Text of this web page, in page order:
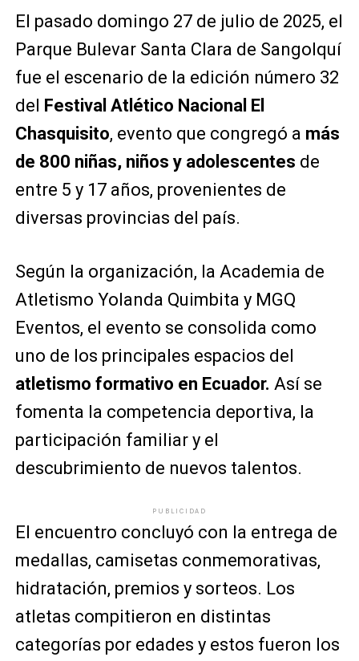
El pasado domingo 27 de julio de 2025, el
Parque Bulevar Santa Clara de Sangolquí
fue el escenario de la edición número 32
del Festival Atlético Nacional El
Chasquisito, evento que congregó a más
de 800 niñas, niños y adolescentes de
entre 5 y 17 años, provenientes de
diversas provincias del país.
Según la organización, la Academia de
Atletismo Yolanda Quimbita y MGQ
Eventos, el evento se consolida como
uno de los principales espacios del
atletismo formativo en Ecuador. Así se
fomenta la competencia deportiva, la
participación familiar y el
descubrimiento de nuevos talentos.
PUBLICIDAD
El encuentro concluyó con la entrega de
medallas, camisetas conmemorativas,
hidratación, premios y sorteos. Los
atletas compitieron en distintas
categorías por edades y estos fueron los